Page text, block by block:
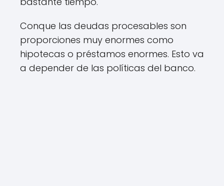
Conque las deudas procesables son
proporciones muy enormes como
hipotecas o préstamos enormes. Esto va
a depender de las políticas del banco.